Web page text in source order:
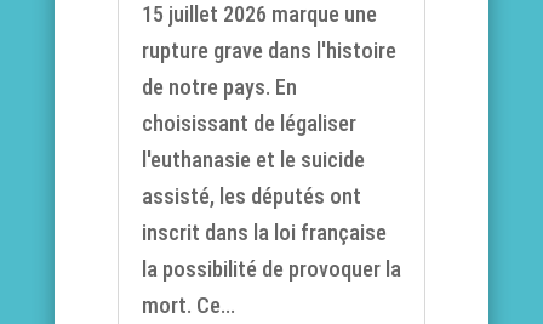
15 juillet 2026 marque une
rupture grave dans l'histoire
de notre pays. En
choisissant de légaliser
l'euthanasie et le suicide
assisté, les députés ont
inscrit dans la loi française
la possibilité de provoquer la
mort. Ce...